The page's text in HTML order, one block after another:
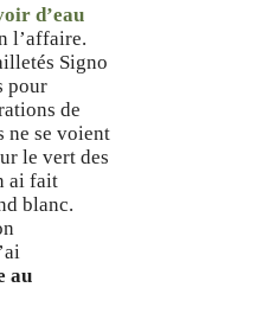
d’eau
l’affaire.
Signo
pour
de
ne se voient
le vert des
ai fait
blanc.
au